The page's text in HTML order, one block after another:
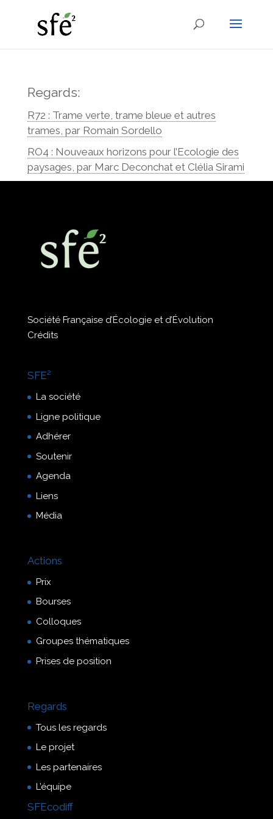
Regards:
R72 : Trame verte, trame bleue et autres
trames, par Romain Sordello
RO4 : Nouveaux horizons pour l’Ecologie des
paysages, par Marc Deconchat et Clélia Sirami
Société Française d’Écologie et d’Évolution
Crédits
SFE²
La société
Ligne politique
Adhérer
Soutenir
Agenda
Liens
Média
Actions
Prix
Bourses
Colloques
Groupes thématiques
Prises de position
Regards
Tous les regards
Le projet
Les partenaires
L’équipe
SFEcodiff